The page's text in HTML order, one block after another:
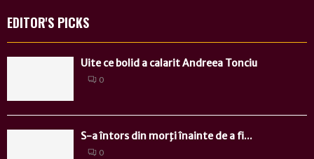
EDITOR'S PICKS
Uite ce bolid a calarit Andreea Tonciu
0
S-a întors din morţi înainte de a fi...
0